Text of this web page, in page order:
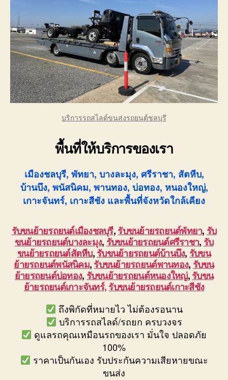
บริการรถสไลด์ขนส่งรถยนต์ชลบุรี
พื้นที่ให้บริการของเรา
เมืองชลบุรี, พัทยา, บางละมุง, ศรีราชา, สัตหีบ,
บ้านบึง, พนัสนิคม, พานทอง, บ่อทอง, หนองใหญ่,
เกาะจันทร์, เกาะสีชัง และพื้นที่จังหวัดใกล้เคียง
รับขนย้ายรถยนต์เมืองชลบุรี,รับขนย้ายรถยนต์พัทยา, รับ
ขนย้ายรถยนต์บางละมุง, รับขนย้ายรถยนต์ศรีราชา, รับ
ขนย้ายรถยนต์สัตหีบ,รับขนย้ายรถยนต์บ้านบึง, รับขน
ย้ายรถยนต์พนัสนิคม,รับขนย้ายรถยนต์พานทอง, รับขน
ย้ายรถยนต์บ่อทอง, รับขนย้ายรถยนต์หนองใหญ่,รับขน
ย้ายรถยนต์เกาะจันทร์,รับขนย้ายรถยนต์เกาะสีชัง
ถึงพิกัดที่หมายไว ไม่ต้องรอนาน
บริการรถสไลด์/รถยก ครบวงจร
ดูแลรถคุณเหมือนรถของเรา มั่นใจ ปลอดภัย
100%
ราคาเป็นกันเอง รับประกันความเสียหายขณะ
ขนส่ง